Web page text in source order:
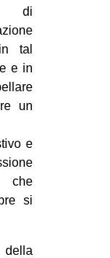
di
tal
e in
un
e
si
della